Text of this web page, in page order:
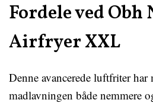
Fordele ved Obh
Airfryer XXL
Denne avancerede luftfriter
madlavningen både nemmere